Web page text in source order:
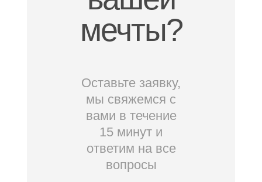
мечты?
Оставьте заявку,
мы свяжемся с
вами в течение
15 минут и
ответим на все
вопросы